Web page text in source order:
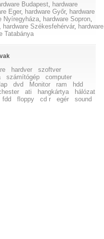
Budapest, hardware
Eger, hardware Győr, hardware
Nyíregyháza, hardware Sopron,
, hardware Székesfehérvár, hardware
Tatabánya
hardver
szoftver
számítógép
computer
dvd Monitor ram
hdd
ati hangkártya
hálózat
fdd floppy cd r egér sound